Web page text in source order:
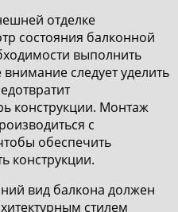
отделке
состояния балконной
выполнить
следует уделить
конструкции. Монтаж
с
обеспечить
конструкции.
вид балкона должен
стилем